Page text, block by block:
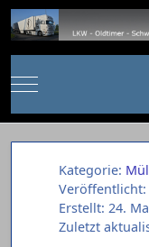
Mobile Menu
Kategorie:
Veröffentlicht:
Erstellt: 24.
Zuletzt